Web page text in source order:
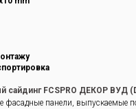
FCSPRO ДЕКОР ВУД
фасадные панели, выпускаемые